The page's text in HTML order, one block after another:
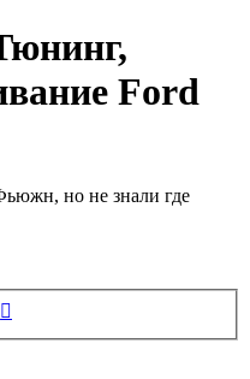
Ford
но не знали где